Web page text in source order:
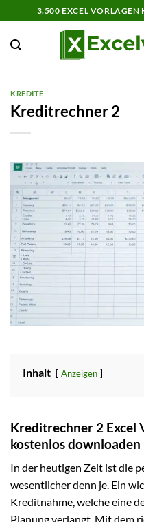
Inhalt
springen
3.500 EXCEL
KREDITE
Kreditrechner 2
Inhalt Anzeigen
Kreditrechner 2 Excel
kostenlos downloaden
In der heutigen Zeit ist die
wesentlicher denn je. Ein
Kreditnahme, welche eine
Planung verlangt. Mit dem